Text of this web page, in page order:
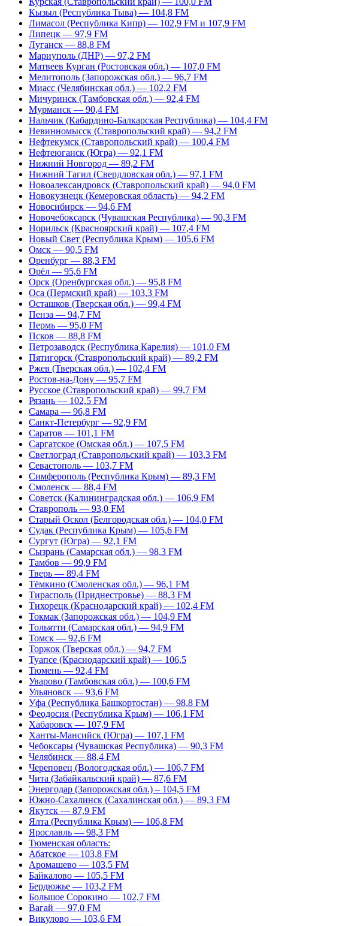
Кызыл (Республика Тыва) — 104,8 FM
Лимасол (Республика Кипр) — 102,9 FM и 107,9 FM
Липецк — 97,9 FM
Луганск — 88,8 FM
Мариуполь (ДНР) — 97,2 FM
Матвеев Курган (Ростовская обл.) — 107,0 FM
Мелитополь (Запорожская обл.) — 96,7 FM
Миасс (Челябинская обл.) — 102,2 FM
Мичуринск (Тамбовская обл.) — 92,4 FM
Мурманск — 90,4 FM
Нальчик (Кабардино-Балкарская Республика) — 104,4 FM
Невинномысск (Ставропольский край) — 94,2 FM
Нефтекумск (Ставропольский край) — 100,4 FM
Нефтеюганск (Югра) — 92,1 FM
Нижний Новгород — 89,2 FM
Нижний Тагил (Свердловская обл.) — 97,1 FM
Новоалександровск (Ставропольский край) — 94,0 FM
Новокузнецк (Кемеровская область) — 94,2 FM
Новосибирск — 94,6 FM
Новочебоксарск (Чувашская Республика) — 90,3 FM
Норильск (Красноярский край) — 107,4 FM
Новый Свет (Республика Крым) — 105,6 FM
Омск — 90,5 FM
Оренбург — 88,3 FM
Орёл — 95,6 FM
Орск (Оренбургская обл.) — 95,8 FM
Оса (Пермский край) — 103,3 FM
Осташков (Тверская обл.) — 99,4 FM
Пенза — 94,7 FM
Пермь — 95,0 FM
Псков — 88,8 FM
Петрозаводск (Республика Карелия) — 101,0 FM
Пятигорск (Ставропольский край) — 89,2 FM
Ржев (Тверская обл.) — 102,4 FM
Ростов-на-Дону — 95,7 FM
Русское (Ставропольский край) — 99,7 FM
Рязань — 102,5 FM
Самара — 96,8 FM
Санкт-Петербург — 92,9 FM
Саратов — 101,1 FM
Саргатское (Омская обл.) — 107,5 FM
Светлоград (Ставропольский край) — 103,3 FM
Севастополь — 103,7 FM
Симферополь (Республика Крым) — 89,3 FM
Смоленск — 88,4 FM
Советск (Калининградская обл.) — 106,9 FM
Ставрополь — 93,0 FM
Старый Оскол (Белгородская обл.) — 104,0 FM
Судак (Республика Крым) — 105,6 FM
Сургут (Югра) — 92,1 FM
Сызрань (Самарская обл.) — 98,3 FM
Тамбов — 99,9 FM
Тверь — 89,4 FM
Тёмкино (Смоленская обл.) — 96,1 FM
Тирасполь (Приднестровье) — 88,3 FM
Тихорецк (Краснодарский край) — 102,4 FM
Токмак (Запорожская обл.) — 104,9 FM
Тольятти (Самарская обл.) — 94,9 FM
Томск — 92,6 FM
Торжок (Тверская обл.) — 94,7 FM
Туапсе (Краснодарский край) — 106,5
Тюмень — 92,4 FM
Уварово (Тамбовская обл.) — 100,6 FM
Ульяновск — 93,6 FM
Уфа (Республика Башкортостан) — 98,8 FM
Феодосия (Республика Крым) — 106,1 FM
Хабаровск — 107,9 FM
Ханты-Мансийск (Югра) — 107,1 FM
Чебоксары (Чувашская Республика) — 90,3 FM
Челябинск — 88,4 FM
Череповец (Вологодская обл.) — 106,7 FM
Чита (Забайкальский край) — 87,6 FM
Энергодар (Запорожская обл.) – 104,5 FM
Южно-Сахалинск (Сахалинская обл.) — 89,3 FM
Якутск — 87,9 FM
Ялта (Республика Крым) — 106,8 FM
Ярославль — 98,3 FM
Тюменская область:
Абатское — 103,8 FM
Аромашево — 103,5 FM
Байкалово — 105,5 FM
Бердюжье — 103,2 FM
Большое Сорокино — 102,7 FM
Вагай — 97,0 FM
Викулово — 103,6 FM